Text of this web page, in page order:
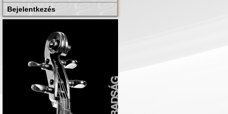
Bejelentkezés